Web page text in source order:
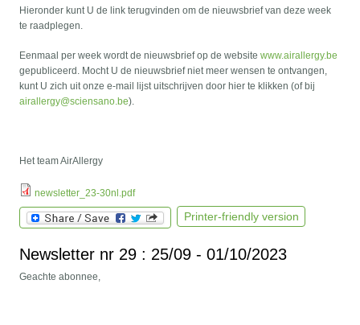
Hieronder kunt U de link terugvinden om de nieuwsbrief van deze week
te raadplegen.
Eenmaal per week wordt de nieuwsbrief op de websitewww.airallergy.be
gepubliceerd. Mocht U de nieuwsbrief niet meer wensen te ontvangen,
kunt U zich uit onze e-mail lijst uitschrijven door hier te klikken (of bij
airallergy@sciensano.be).
Het team AirAllergy
newsletter_23-30nl.pdf
Printer-friendly version
Newsletter nr 29 : 25/09 - 01/10/2023
Geachte abonnee,